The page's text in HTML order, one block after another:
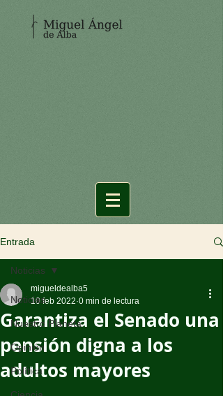
Entrada
Noticias
Nuestro Planeta
Opinión
Política
Noticias
Garantiza el Senado una
pensión digna a los
adultos mayores
migueldealba5
10 feb 2022 0 min de lectura